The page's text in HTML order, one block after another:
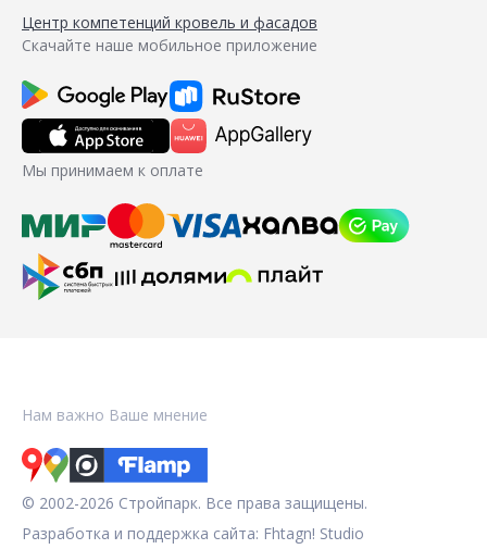
Центр компетенций кровель и фасадов
Скачайте наше мобильное приложение
Мы принимаем к оплате
Нам важно Ваше мнение
© 2002-2026 Стройпарк. Все права защищены.
Разработка и поддержка сайта: Fhtagn! Studio